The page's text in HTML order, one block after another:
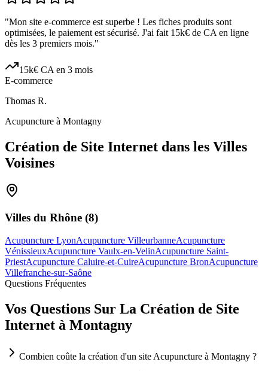
"Mon site e-commerce est superbe ! Les fiches produits sont
optimisées, le paiement est sécurisé. J'ai fait 15k€ de CA en ligne
dès les 3 premiers mois."
15k€ CA en 3 mois
E-commerce
Thomas R.
Acupuncture à Montagny
Création de Site Internet dans les Villes
Voisines
Villes du Rhône (8)
Acupuncture LyonAcupuncture VilleurbanneAcupuncture
VénissieuxAcupuncture Vaulx-en-VelinAcupuncture Saint-
PriestAcupuncture Caluire-et-CuireAcupuncture BronAcupuncture
Villefranche-sur-Saône
Questions Fréquentes
Vos Questions Sur La Création de Site
Internet à Montagny
Combien coûte la création d'un site Acupuncture à Montagny ?